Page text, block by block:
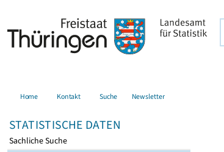
Home Kontakt Suche Newsletter
STATISTISCHE DATEN
Sachliche Suche